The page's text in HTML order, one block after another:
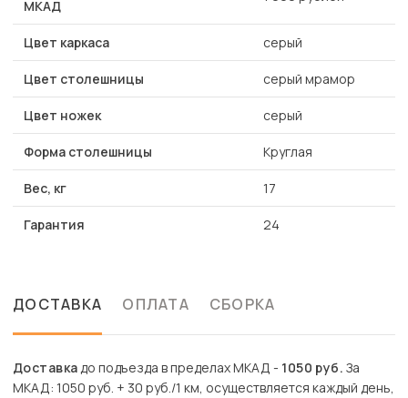
МКАД
Цвет каркаса серый
Цвет столешницы серый мрамор
Цвет ножек серый
Форма столешницы Круглая
Вес, кг 17
Гарантия 24
ДОСТАВКА ОПЛАТА СБОРКА
Доставкадо подъезда в пределах МКАД - 1050 руб. За
МКАД: 1050 руб. + 30 руб./1 км, осуществляется каждый день,